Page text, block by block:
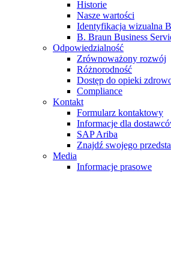
Historie
Nasze wartości
Identyfikacja wizualna
B. Braun Business
Odpowiedzialność
Zrównoważony rozwój
Różnorodność
Dostęp do opieki
Compliance
Kontakt
Formularz kontaktowy
Informacje dla
SAP Ariba
Znajdź swojego
Media
Informacje prasowe